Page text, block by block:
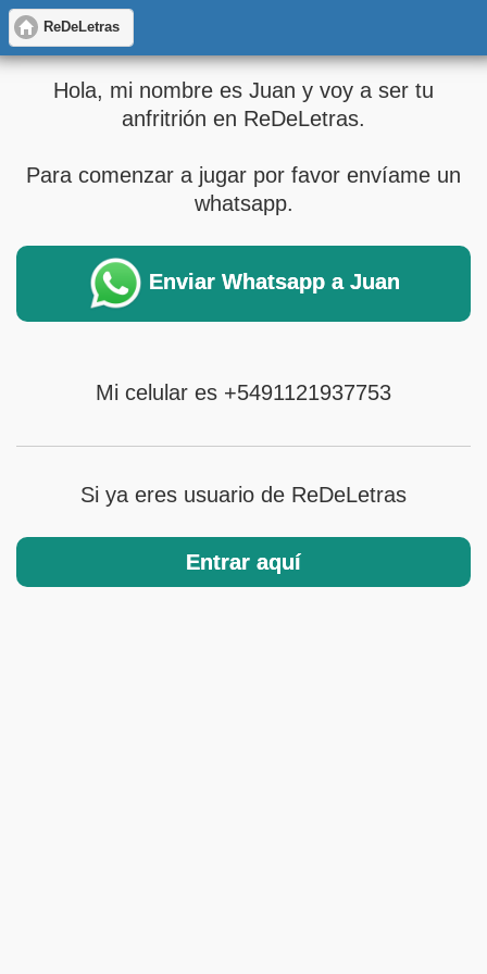
ReDeLetras
Hola, mi nombre es Juan y voy a ser tu
anfritrión en ReDeLetras.
Para comenzar a jugar por favor envíame un
whatsapp.
Enviar Whatsapp a Juan
Mi celular es +5491121937753
Si ya eres usuario de ReDeLetras
Entrar aquí